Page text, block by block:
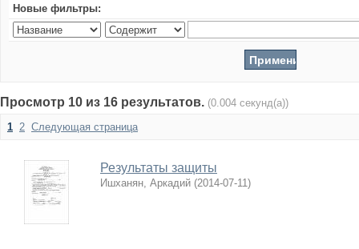
Новые фильтры:
Просмотр 10 из 16 результатов. (0.004 секунд(а))
1 2 Следующая страница
Результаты защиты
Ишханян, Аркадий (2014-07-11)